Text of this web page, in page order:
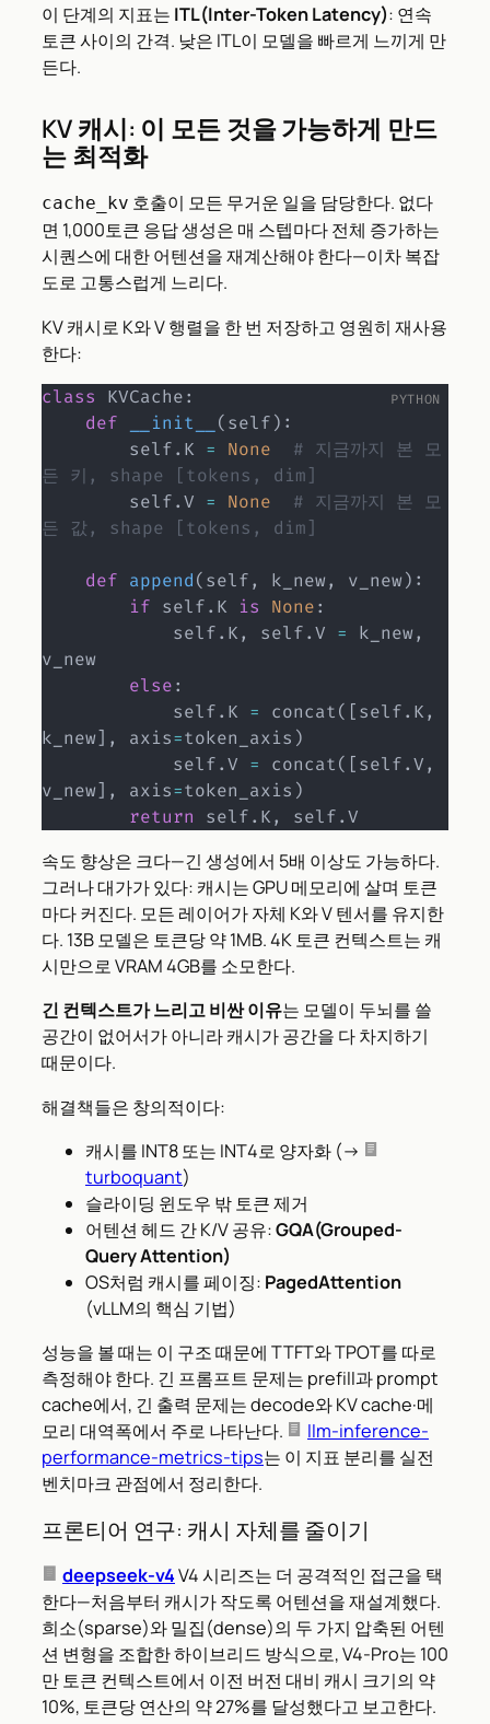
이 단계의 지표는 ITL(Inter-Token Latency): 연속
토큰 사이의 간격. 낮은 ITL이 모델을 빠르게 느끼게 만
든다.
KV 캐시: 이 모든 것을 가능하게 만드
는 최적화
cache_kv 호출이 모든 무거운 일을 담당한다. 없다
면 1,000토큰 응답 생성은 매 스텝마다 전체 증가하는
시퀀스에 대한 어텐션을 재계산해야 한다—이차 복잡
도로 고통스럽게 느리다.
KV 캐시로 K와 V 행렬을 한 번 저장하고 영원히 재사용
한다:
class KVCache:
def
__init__ (self) :
        self
. K = None
# 지금까지 본 모
든 키, shape [tokens, dim]
        self
.V = None
# 지금까지 본 모
든 값, shape [tokens, dim]
def append(self, k_new, v_new) :
if self. K is None:
            self
. K, self.V = k_new,
v_new
else:
            self
. K = concat( [self. K,
k_new] , axis=token_axis )
            self
.V = concat( [self.V,
v_new] , axis=token_axis )
return self. K, self.V
속도 향상은 크다—긴 생성에서 5배 이상도 가능하다.
그러나 대가가 있다: 캐시는 GPU 메모리에 살며 토큰
마다 커진다. 모든 레이어가 자체 K와 V 텐서를 유지한
다. 13B 모델은 토큰당 약 1MB. 4K 토큰 컨텍스트는 캐
시만으로 VRAM 4GB를 소모한다.
긴 컨텍스트가 느리고 비싼 이유는 모델이 두뇌를 쓸
공간이 없어서가 아니라 캐시가 공간을 다 차지하기
때문이다.
해결책들은 창의적이다:
캐시를 INT8 또는 INT4로 양자화 (→
turboquant)
슬라이딩 윈도우 밖 토큰 제거
어텐션 헤드 간 K/V 공유:GQA(Grouped-
Query Attention)
OS처럼 캐시를 페이징: PagedAttention
(vLLM의 핵심 기법)
성능을 볼 때는 이 구조 때문에 TTFT와 TPOT를 따로
측정해야 한다. 긴 프롬프트 문제는 prefill과 prompt
cache에서, 긴 출력 문제는 decode와 KV cache·메
모리 대역폭에서 주로 나타난다.
llm-inference-
performance-metrics-tips는 이 지표 분리를 실전
벤치마크 관점에서 정리한다.
프론티어 연구: 캐시 자체를 줄이기
deepseek-v4V4 시리즈는 더 공격적인 접근을 택
한다—처음부터 캐시가 작도록 어텐션을 재설계했다.
희소(sparse)와 밀집(dense)의 두 가지 압축된 어텐
션 변형을 조합한 하이브리드 방식으로, V4-Pro는 100
만 토큰 컨텍스트에서 이전 버전 대비 캐시 크기의 약
10%, 토큰당 연산의 약 27%를 달성했다고 보고한다.